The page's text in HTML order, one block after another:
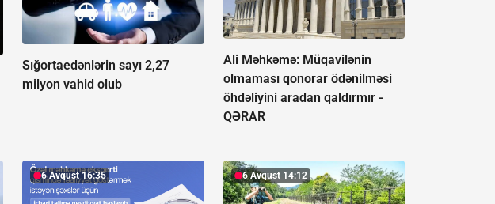
Sığortaedənlərin sayı 2,27
milyon vahid olub
Ali Məhkəmə: Müqavilənin
olmaması qonorar ödənilməsi
öhdəliyini aradan qaldırmır -
QƏRAR
6 Avqust 16:35 6 Avqust 14:12